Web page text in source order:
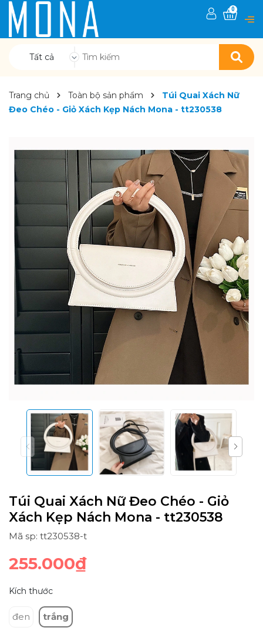
Tất cả
0
Trang chủ Toàn bộ sản phẩm
Túi Quai Xách Nữ
Đeo Chéo - Giỏ Xách Kẹp Nách Mona - tt230538
Túi Quai Xách Nữ Đeo Chéo - Giỏ
Xách Kẹp Nách Mona - tt230538
Mã sp: tt230538-t
255.000₫
Kích thước
đen trắng